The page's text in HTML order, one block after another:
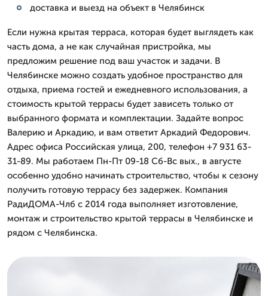
доставка и выезд на объект в Челябинск
Если нужна крытая терраса, которая будет выглядеть как
часть дома, а не как случайная пристройка, мы
предложим решение под ваш участок и задачи. В
Челябинске можно создать удобное пространство для
отдыха, приема гостей и ежедневного использования, а
стоимость крытой террасы будет зависеть только от
выбранного формата и комплектации. Задайте вопрос
Валерию и Аркадию, и вам ответит Аркадий Федорович.
Адрес офиса Российская улица, 200, телефон +7 931 63-
31-89. Мы работаем Пн-Пт 09-18 Сб-Вс вых., в августе
особенно удобно начинать строительство, чтобы к сезону
получить готовую террасу без задержек. Компания
РадиДОМА-Члб с 2014 года выполняет изготовление,
монтаж и строительство крытой террасы в Челябинске и
рядом с Челябинска.